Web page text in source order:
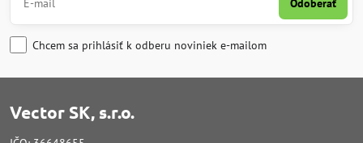
Odoberať
Chcem sa prihlásiť k odberu noviniek e-mailom
Vector SK, s.r.o.